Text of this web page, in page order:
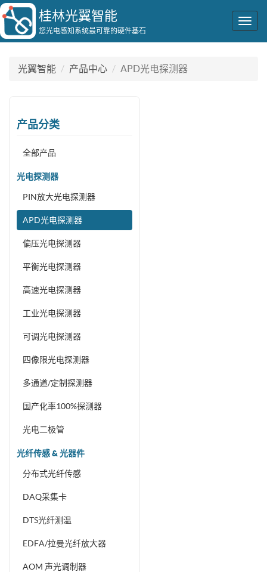
桂林光翼智能
您光电感知系统最可靠的硬件基石
光翼智能 产品中心 APD光电探测器
产品分类
全部产品
光电探测器
PIN放大光电探测器
APD光电探测器
偏压光电探测器
平衡光电探测器
高速光电探测器
工业光电探测器
可调光电探测器
四像限光电探测器
多通道/定制探测器
国产化率100%探测器
光电二极管
光纤传感 & 光器件
分布式光纤传感
DAQ采集卡
DTS光纤测温
EDFA/拉曼光纤放大器
AOM 声光调制器